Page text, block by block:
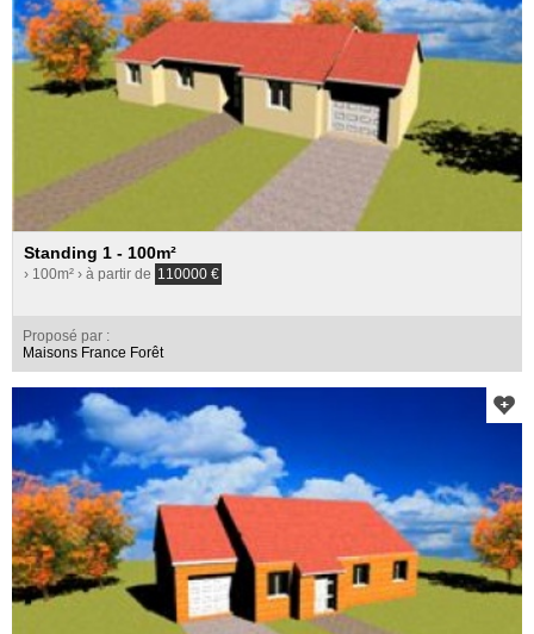
Standing 1 - 100m²
› 100m² › à partir de 110000 €
Proposé par :
Maisons France Forêt